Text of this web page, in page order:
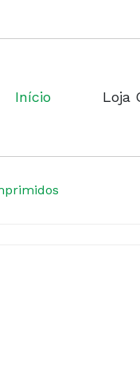
Início Loja